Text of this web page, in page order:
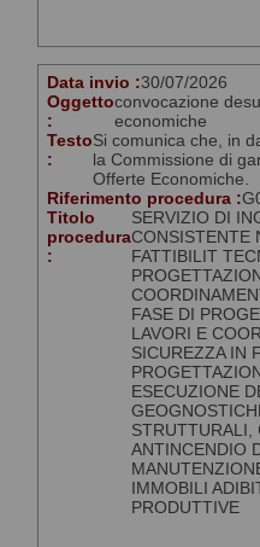
Data invio :30/07/2026
Oggetto
:
convocazione
economiche
Testo
:
Si comunica che, in
la Commissione di
Offerte Economiche.
Riferimento procedura :
Titolo
procedura
:
SERVIZIO DI
CONSISTENTE
FATTIBILIT
FASE DI
LAVORI E
SICUREZZA IN
ESECUZIONE
STRUTTURALI,
ANTINCENDIO
IMMOBILI
PRODUTTIVE